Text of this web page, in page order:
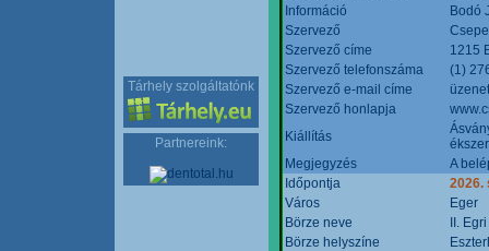
Tárhely szolgáltatónk
Partnereink:
Információ
Bodó
Szervező
Szervező címe
1215
Szervező telefonszáma
(1)
Szervező e-mail címe
Szervező honlapja
Kiállítás
Megjegyzés
A
Időpontja
2026.
Város
Eger
Börze neve
II.
Börze helyszíne